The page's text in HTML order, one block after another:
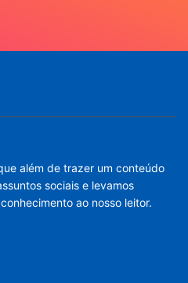
além de trazer um conteúdo
sociais e levamos
ao nosso leitor.